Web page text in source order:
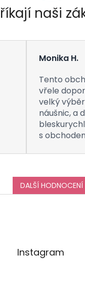
naši
Monika H.
Tento
vřele
velký
náušnic, a
s
za vše, a
:-)
DALŠÍ HODNOCENÍ
Instagram